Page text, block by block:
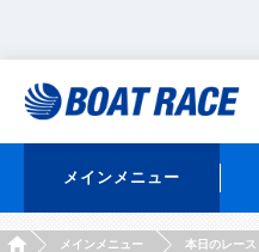
メインメニュー
HOMEメインメニュー 本日のレース